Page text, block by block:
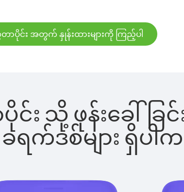
ာပိုင်း အတွက် နှုန်းထားများကို ကြည့်ပါ
ပိုင်း သို့ ဖုန်းခေ
ခရက်ဒစ်များ ရှိ